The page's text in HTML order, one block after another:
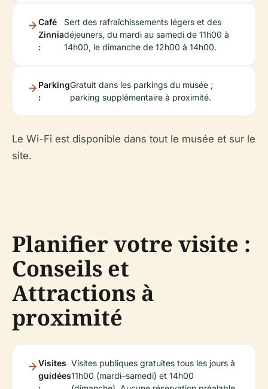
Café
Zinnia
:
Sert des rafraîchissements légers et des
déjeuners, du mardi au samedi de 11h00 à
14h00, le dimanche de 12h00 à 14h00.
Parking
:
Gratuit dans les parkings du musée ;
parking supplémentaire à proximité.
Le Wi-Fi est disponible dans tout le musée et sur le
site.
Planifier votre visite :
Conseils et
Attractions à
proximité
Visites
guidées
Visites publiques gratuites tous les jours à
11h00 (mardi–samedi) et 14h00